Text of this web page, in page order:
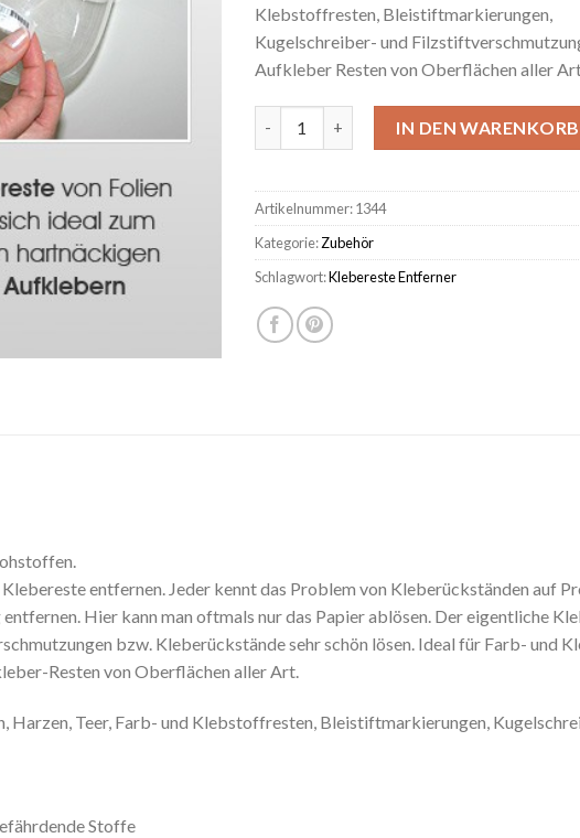
Klebstoffresten, Bleistiftmarkierungen,
Kugelschreiber- und
Aufkleber Resten von Oberflächen aller
IN DEN WARENKORB
Artikelnummer:1344
Kategorie:Zubehör
Schlagwort:Klebereste Entferner
entfernen. Jeder kennt das Problem von Kleberückständen auf
Hier kann man oftmals nur das Papier ablösen. Der eigentliche
bzw. Kleberückstände sehr schön lösen. Ideal für Farb-
Resten von Oberflächen aller Art.
Harzen, Teer, Farb- und Klebstoffresten, Bleistiftmarkierungen,
Stoffe